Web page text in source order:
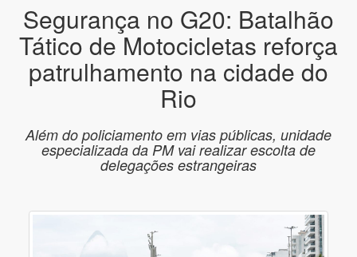
Segurança no G20: Batalhão
Tático de Motocicletas reforça
patrulhamento na cidade do
Rio
Além do policiamento em vias públicas, unidade
especializada da PM vai realizar escolta de
delegações estrangeiras